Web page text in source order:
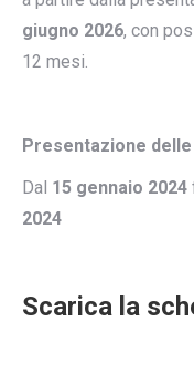
giugno 2026, con
12 mesi.
Presentazione delle
Dal 15 gennaio 2024
2024
Scarica la